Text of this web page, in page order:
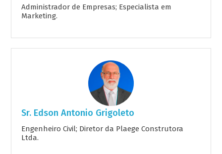
Administrador de Empresas; Especialista em
Marketing.
Sr. Edson Antonio Grigoleto
Engenheiro Civil; Diretor da Plaege Construtora
Ltda.